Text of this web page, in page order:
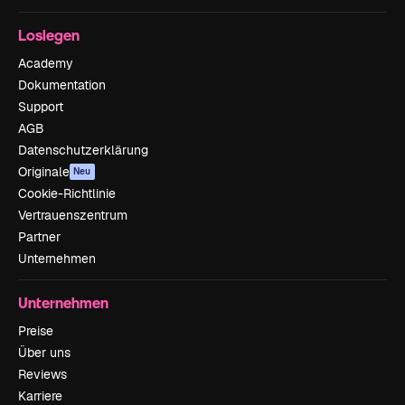
Loslegen
Academy
Dokumentation
Support
AGB
Datenschutzerklärung
Originale Neu
Cookie-Richtlinie
Vertrauenszentrum
Partner
Unternehmen
Unternehmen
Preise
Über uns
Reviews
Karriere